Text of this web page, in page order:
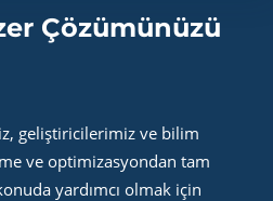
Çözümünüzü
geliştiricilerimiz ve bilim
ve optimizasyondan tam
yardımcı olmak için